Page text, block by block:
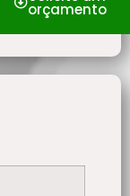
orçamento